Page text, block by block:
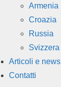
Armenia
Croazia
Russia
Svizzera
Articoli e news
Contatti